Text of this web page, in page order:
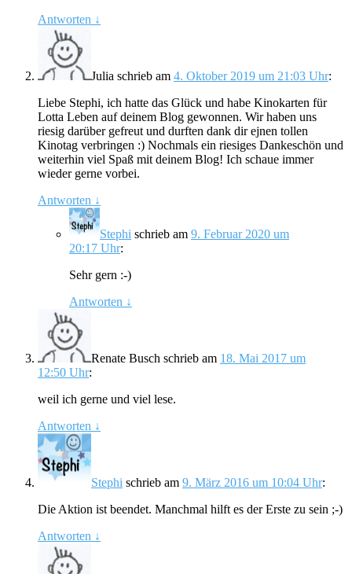
Antworten ↓
Julia schrieb am 4. Oktober 2019 um 21:03 Uhr:
Liebe Stephi, ich hatte das Glück und habe Kinokarten für
Lotta Leben auf deinem Blog gewonnen. Wir haben uns
riesig darüber gefreut und durften dank dir ejnen tollen
Kinotag verbringen :) Nochmals ein riesiges Dankeschön und
weiterhin viel Spaß mit deinem Blog! Ich schaue immer
wieder gerne vorbei.
Antworten ↓
Stephi schrieb am 9. Februar 2020 um
20:17 Uhr:
Sehr gern :-)
Antworten ↓
Renate Busch schrieb am 18. Mai 2017 um
12:50 Uhr:
weil ich gerne und viel lese.
Antworten ↓
Stephi schrieb am 9. März 2016 um 10:04 Uhr:
Die Aktion ist beendet. Manchmal hilft es der Erste zu sein ;-)
Antworten ↓